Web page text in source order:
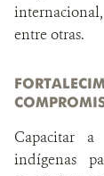
entre otras.
Capacitar a
indígenas